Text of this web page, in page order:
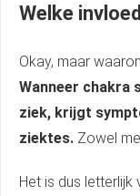
Welke
Okay, maar
Wanneer chakra
ziek, krijgt
ziektes. Zowel
Het is dus letterlijk